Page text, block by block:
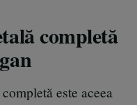
completă
este aceea